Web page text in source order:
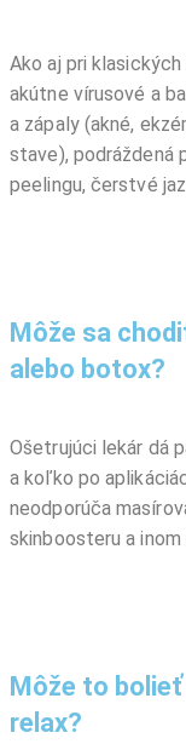
Ako aj pri
akútne vírusové a
a zápaly (akné,
stave), podráždená
peelingu, čerstvé
Môže sa
alebo botox?
Ošetrujúci lekár dá
a koľko po
neodporúča
skinboosteru a
Môže to
relax?